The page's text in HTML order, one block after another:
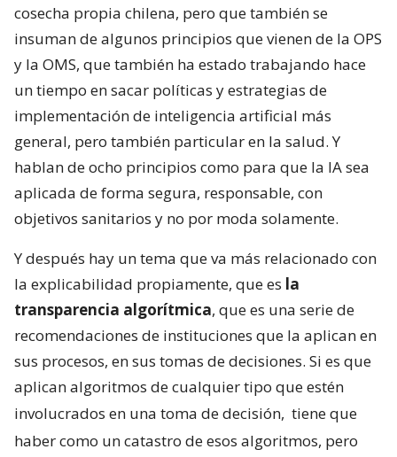
cosecha propia chilena, pero que también se
insuman de algunos principios que vienen de la OPS
y la OMS, que también ha estado trabajando hace
un tiempo en sacar políticas y estrategias de
implementación de inteligencia artificial más
general, pero también particular en la salud. Y
hablan de ocho principios como para que la IA sea
aplicada de forma segura, responsable, con
objetivos sanitarios y no por moda solamente.
Y después hay un tema que va más relacionado con
la explicabilidad propiamente, que es la
transparencia algorítmica, que es una serie de
recomendaciones de instituciones que la aplican en
sus procesos, en sus tomas de decisiones. Si es que
aplican algoritmos de cualquier tipo que estén
involucrados en una toma de decisión, tiene que
haber como un catastro de esos algoritmos, pero